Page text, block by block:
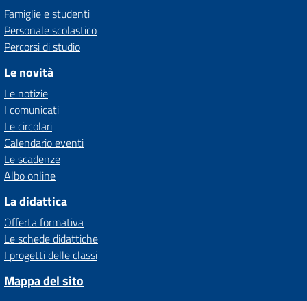
Famiglie e studenti
Personale scolastico
Percorsi di studio
Le novità
Le notizie
I comunicati
Le circolari
Calendario eventi
Le scadenze
Albo online
La didattica
Offerta formativa
Le schede didattiche
I progetti delle classi
Mappa del sito